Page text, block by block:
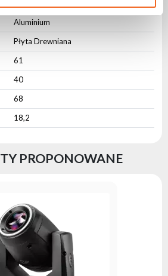
Aluminium
Płyta Drewniana
61
40
68
18,2
PROPONOWANE